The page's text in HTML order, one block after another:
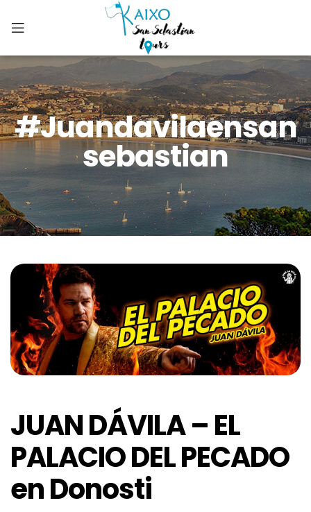
#juandavilaensan
Sebastian
JUAN DÁVILA – EL
PALACIO DEL PECADO
en Donosti